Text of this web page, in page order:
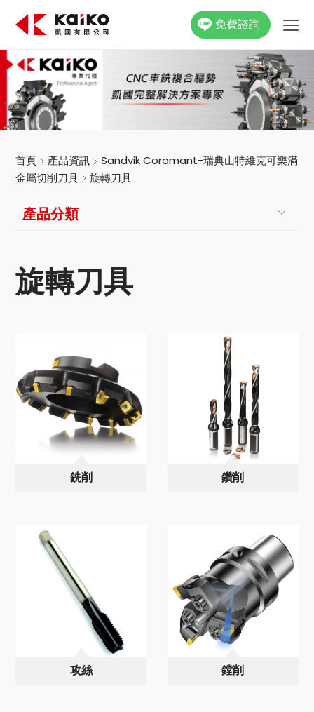
免費諮詢
關於凱國
產品資訊
最新消息
聯絡我們
首頁 產品資訊
Sandvik Coromant-瑞典山特維克可樂滿
金屬切削刀具
旋轉刀具
產品分類
旋轉刀具
銑削 鑽削
攻絲 鏜削